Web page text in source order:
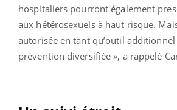
hospitaliers pourront également
aux hétérosexuels à haut risque.
autorisée en tant qu’outil additionnel
prévention diversifiée », a rappelé